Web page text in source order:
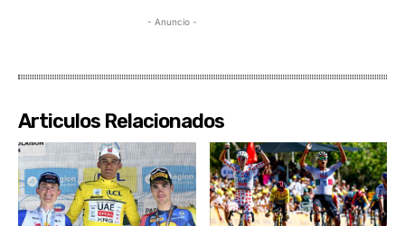
- Anuncio -
Articulos Relacionados